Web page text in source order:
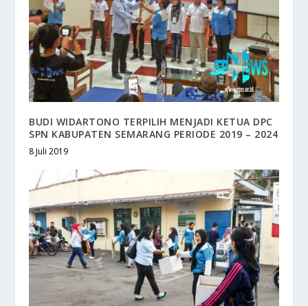
BUDI WIDARTONO TERPILIH MENJADI KETUA DPC
SPN KABUPATEN SEMARANG PERIODE 2019 – 2024
8 Juli 2019